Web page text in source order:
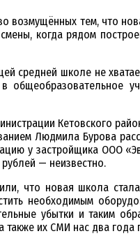
тем, что
когда рядом
средней школе не
Кетовского
Людмила Бурова
у застройщика ООО
— неизвестно.
что новая школа
необходимым
убытки и таким
также их СМИ нас два года